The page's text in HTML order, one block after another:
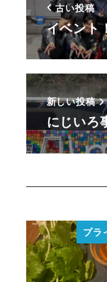
古い投稿
イベン
新しい投稿
にじいろ
プラ